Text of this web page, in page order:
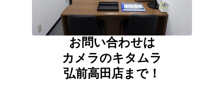
お問い合わせは
カメラのキタムラ
弘前高田店まで！